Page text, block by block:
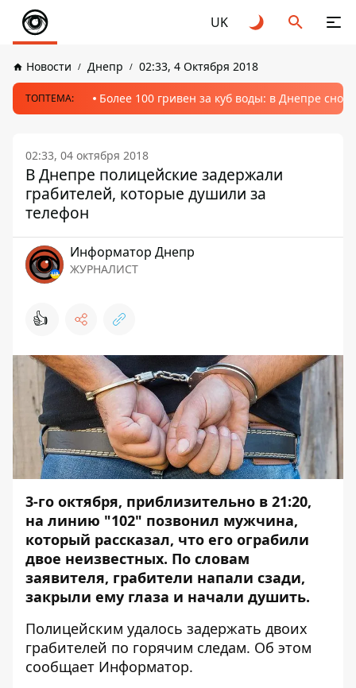
UK
Новости Днепр 02:33, 4 Октября 2018
ТОПТЕМА: Более 100 гривен за куб воды: в Днепре
02:33, 04 октября 2018
В Днепре полицейские задержали
грабителей, которые душили за
телефон
Информатор Днепр
ЖУРНАЛИСТ
👍
3-го октября, приблизительно в 21:20,
на линию "102" позвонил мужчина,
который рассказал, что его ограбили
двое неизвестных. По словам
заявителя, грабители напали сзади,
закрыли ему глаза и начали душить.
Полицейским удалось задержать двоих
грабителей по горячим следам. Об этом
сообщает Информатор.